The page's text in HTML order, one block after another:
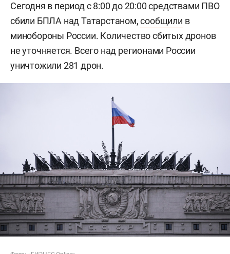
Сегодня в период с 8:00 до 20:00 средствами ПВО
сбили БПЛА над Татарстаном,сообщили в
минобороны России. Количество сбитых дронов
не уточняется. Всего над регионами России
уничтожили 281 дрон.